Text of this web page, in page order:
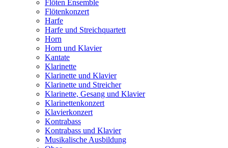
Flöten Ensemble
Flötenkonzert
Harfe
Harfe und Streichquartett
Horn
Horn und Klavier
Kantate
Klarinette
Klarinette und Klavier
Klarinette und Streicher
Klarinette, Gesang und Klavier
Klarinettenkonzert
Klavierkonzert
Kontrabass
Kontrabass und Klavier
Musikalische Ausbildung